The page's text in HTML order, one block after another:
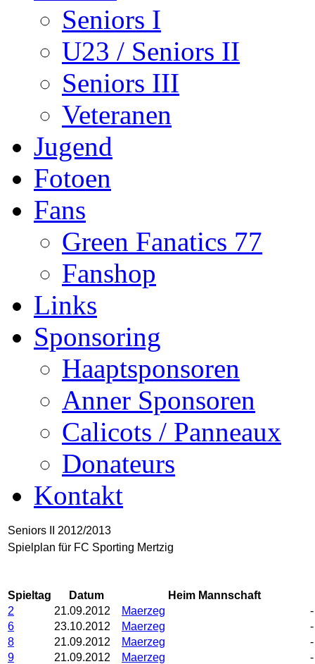
Seniors I
U23 / Seniors II
Seniors III
Veteranen
Jugend
Fotoen
Fans
Green Fanatics 77
Fanshop
Links
Sponsoring
Haaptsponsoren
Anner Sponsoren
Calicots / Panneaux
Donateurs
Kontakt
Seniors II 2012/2013
Spielplan für FC Sporting Mertzig
Spieltag Datum
Heim Mannschaft
2
21.09.2012 Maerzeg
-
6
23.10.2012 Maerzeg
-
8
21.09.2012 Maerzeg
-
9
21.09.2012 Maerzeg
-